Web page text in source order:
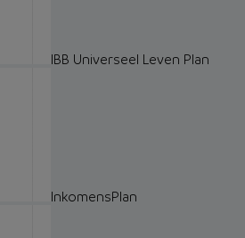
IBB Universeel Leven Plan
InkomensPlan